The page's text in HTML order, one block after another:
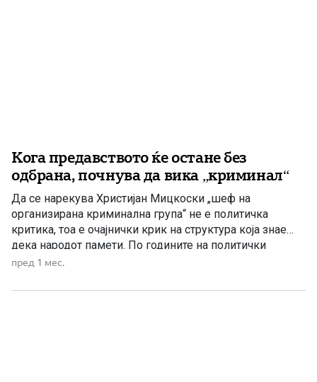
Кога предавството ќе остане без
одбрана, почнува да вика „криминал“
Да се нарекува Христијан Мицкоски „шеф на
организирана криминална група“ не е политичка
критика, тоа е очајнички крик на структура која знае
дека народот памети. По годините на политички
отстапки и удирање врз македонското достоинство,
повторно се слушаат навреди, етикети и политички
пред 1 мес.